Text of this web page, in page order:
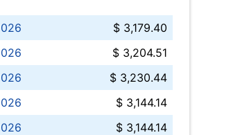
$ 3,179.40
$ 3,204.51
$ 3,230.44
$ 3,144.14
$ 3,144.14